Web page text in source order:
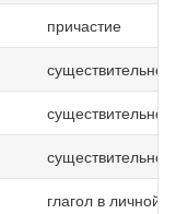
причастие
существительное
существительное
существительное
глагол в личной